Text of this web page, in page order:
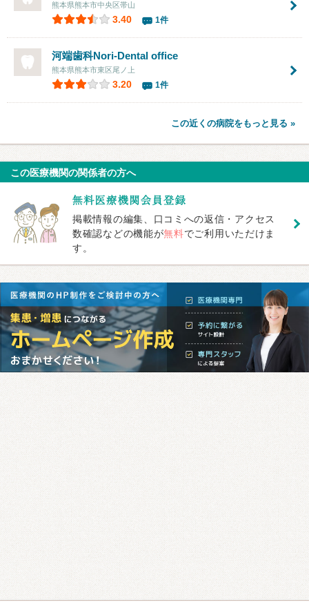
熊本県熊本市中央区帯山
3.40 1件
河端歯科Nori-Dental office
熊本県熊本市東区尾ノ上
3.20 1件
この近くの病院をもっと見る »
この医療機関の関係者の方へ
掲載情報の編集、口コミへの返信・アクセス
数確認などの機能が無料でご利用いただけま
す。